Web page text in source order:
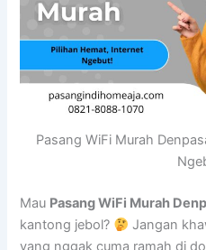
Pasang WiFi Murah
Mau Pasang WiFi Murah
kantong jebol?
Jangan
yang nggak cuma ramah di